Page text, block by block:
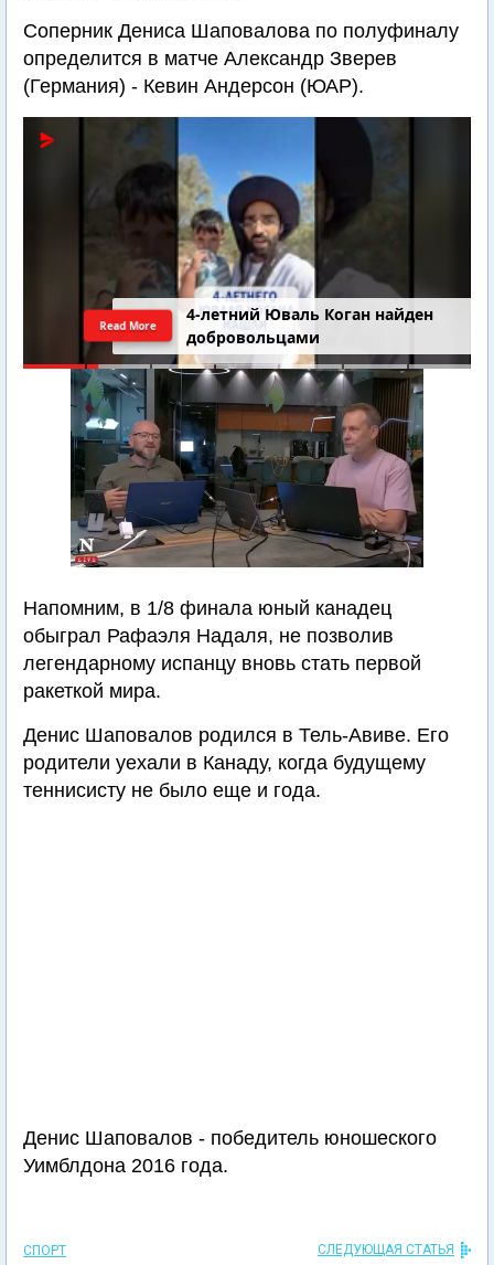
Соперник Дениса Шаповалова по полуфиналу
определится в матче Александр Зверев
(Германия) - Кевин Андерсон (ЮАР).
4-летний Юваль Коган найден
добровольцами
Read More
Напомним, в 1/8 финала юный канадец
обыграл Рафаэля Надаля, не позволив
легендарному испанцу вновь стать первой
ракеткой мира.
Денис Шаповалов родился в Тель-Авиве. Его
родители уехали в Канаду, когда будущему
теннисисту не было еще и года.
Денис Шаповалов - победитель юношеского
Уимблдона 2016 года.
СПОРТ СЛЕДУЮЩАЯ СТАТЬЯ